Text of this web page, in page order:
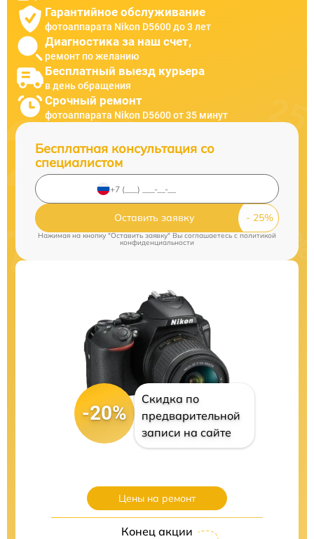
Гарантийное обслуживание
фотоаппарата Nikon D5600 до 3 лет
Диагностика за наш счет,
ремонт по желанию
Бесплатный выезд курьера
в день обращения
Срочный ремонт
фотоаппарата Nikon D5600 от 35 минут
Бесплатная консультация со
специалистом
Оставить заявку
Нажимая на кнопку "Оставить заявку" Вы соглашаетесь cполитикой
конфиденциальности
-20%
Скидка по
предварительной
записи на сайте
Цены на ремонт
Конец акции